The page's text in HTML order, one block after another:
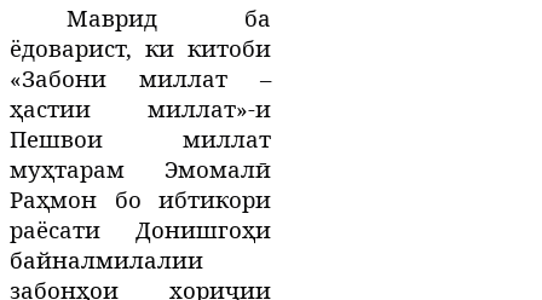
Маврид ба
ёдоварист, ки китоби
«Забони миллат –
ҳастии миллат»-и
Пешвои миллат
муҳтарам Эмомалӣ
Раҳмон бо ибтикори
раёсати Донишгоҳи
байналмилалии
забонҳои хориҷии